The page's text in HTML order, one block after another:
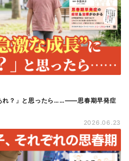
れ？」と思ったら……――思春期早発症
2026.06.23